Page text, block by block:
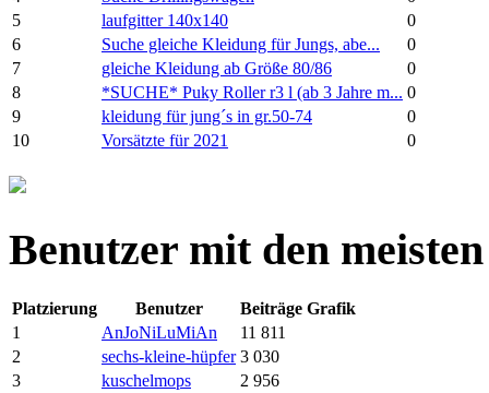
5
laufgitter 140x140
0
6
Suche gleiche Kleidung für Jungs, abe...
0
7
gleiche Kleidung ab Größe 80/86
0
8
*SUCHE* Puky Roller r3 l (ab 3 Jahre m... 0
9
kleidung für jung´s in gr.50-74
0
10
Vorsätzte für 2021 0
Benutzer mit den
Platzierung Benutzer Beiträge Grafik
1
AnJoNiLuMiAn
11 811
2
sechs-kleine-hüpfer 3 030
3
kuschelmops
2 956